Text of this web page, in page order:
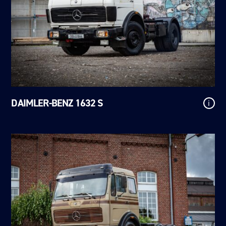
DAIMLER-BENZ 1632 S i